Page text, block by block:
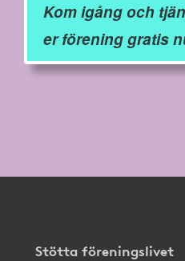
Kom igång och
er förening gratis
Stötta föreningslivet